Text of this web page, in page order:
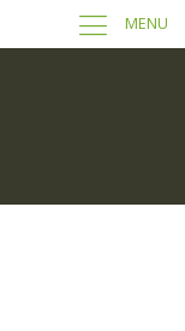
MENU